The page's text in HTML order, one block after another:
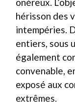
hérisson des
intempéries.
entiers, sous
également
convenable,
exposé aux
extrêmes.